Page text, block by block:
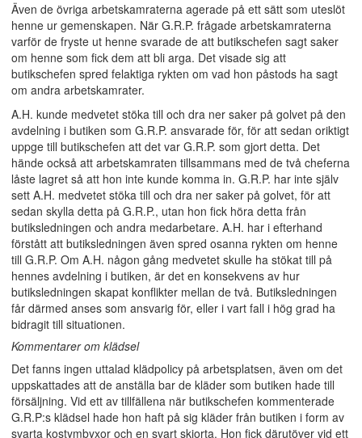
Även de övriga arbetskamraterna agerade på ett sätt som uteslöt
henne ur gemenskapen. När G.R.P. frågade arbetskamraterna
varför de fryste ut henne svarade de att butikschefen sagt saker
om henne som fick dem att bli arga. Det visade sig att
butikschefen spred felaktiga rykten om vad hon påstods ha sagt
om andra arbetskamrater.
A.H. kunde medvetet stöka till och dra ner saker på golvet på den
avdelning i butiken som G.R.P. ansvarade för, för att sedan oriktigt
uppge till butikschefen att det var G.R.P. som gjort detta. Det
hände också att arbetskamraten tillsammans med de två cheferna
låste lagret så att hon inte kunde komma in. G.R.P. har inte själv
sett A.H. medvetet stöka till och dra ner saker på golvet, för att
sedan skylla detta på G.R.P., utan hon fick höra detta från
butiksledningen och andra medarbetare. A.H. har i efterhand
förstått att butiksledningen även spred osanna rykten om henne
till G.R.P. Om A.H. någon gång medvetet skulle ha stökat till på
hennes avdelning i butiken, är det en konsekvens av hur
butiksledningen skapat konflikter mellan de två. Butiksledningen
får därmed anses som ansvarig för, eller i vart fall i hög grad ha
bidragit till situationen.
Kommentarer om klädsel
Det fanns ingen uttalad klädpolicy på arbetsplatsen, även om det
uppskattades att de anställa bar de kläder som butiken hade till
försäljning. Vid ett av tillfällena när butikschefen kommenterade
G.R.P:s klädsel hade hon haft på sig kläder från butiken i form av
svarta kostymbyxor och en svart skjorta. Hon fick därutöver vid ett